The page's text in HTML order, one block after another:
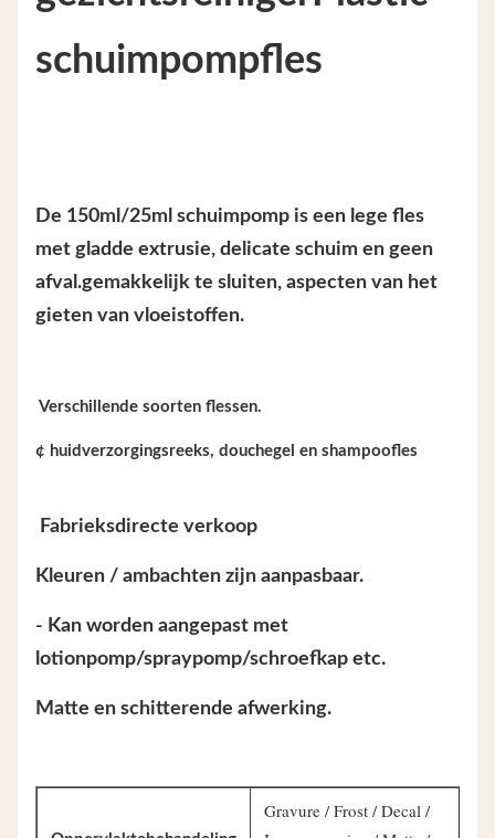
schuimpompfles
De 150ml/25ml schuimpomp is een lege fles
met gladde extrusie, delicate schuim en geen
afval.gemakkelijk te sluiten, aspecten van het
gieten van vloeistoffen.
️ Verschillende soorten flessen.
¢ huidverzorgingsreeks, douchegel en shampoofles
️ Fabrieksdirecte verkoop
Kleuren / ambachten zijn aanpasbaar.
- Kan worden aangepast met
lotionpomp/spraypomp/schroefkap etc.
Matte en schitterende afwerking.
Gravure / Frost / Decal /